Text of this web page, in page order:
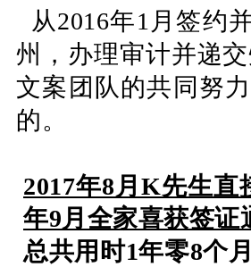
从2016年1月签约
州，办理审计并递
文案团队的共同努
的。
2017年8月K先生直
年9月全家喜获签证
总共用时1年零8个